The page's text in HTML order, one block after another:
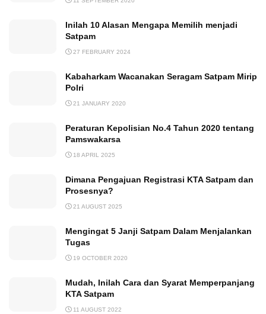
Inilah 10 Alasan Mengapa Memilih menjadi
Satpam
27 FEBRUARY 2024
Kabaharkam Wacanakan Seragam Satpam Mirip
Polri
21 JANUARY 2020
Peraturan Kepolisian No.4 Tahun 2020 tentang
Pamswakarsa
18 APRIL 2025
Dimana Pengajuan Registrasi KTA Satpam dan
Prosesnya?
21 AUGUST 2025
Mengingat 5 Janji Satpam Dalam Menjalankan
Tugas
19 OCTOBER 2020
Mudah, Inilah Cara dan Syarat Memperpanjang
KTA Satpam
11 AUGUST 2022